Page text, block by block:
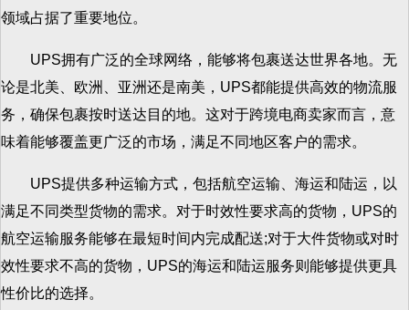
领域占据了重要地位。
UPS拥有广泛的全球网络，能够将包裹送达世界各地。无
论是北美、欧洲、亚洲还是南美，UPS都能提供高效的物流服
务，确保包裹按时送达目的地。这对于跨境电商卖家而言，意
味着能够覆盖更广泛的市场，满足不同地区客户的需求。
UPS提供多种运输方式，包括航空运输、海运和陆运，以
满足不同类型货物的需求。对于时效性要求高的货物，UPS的
航空运输服务能够在最短时间内完成配送;对于大件货物或对时
效性要求不高的货物，UPS的海运和陆运服务则能够提供更具
性价比的选择。